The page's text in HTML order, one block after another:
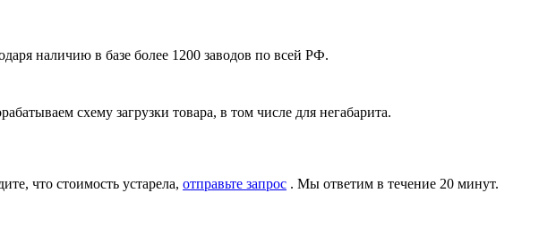
наличию в базе более 1200 заводов по всей РФ.
схему загрузки товара, в том числе для негабарита.
что стоимость устарела, отправьте запрос . Мы ответим в течение 20 минут.